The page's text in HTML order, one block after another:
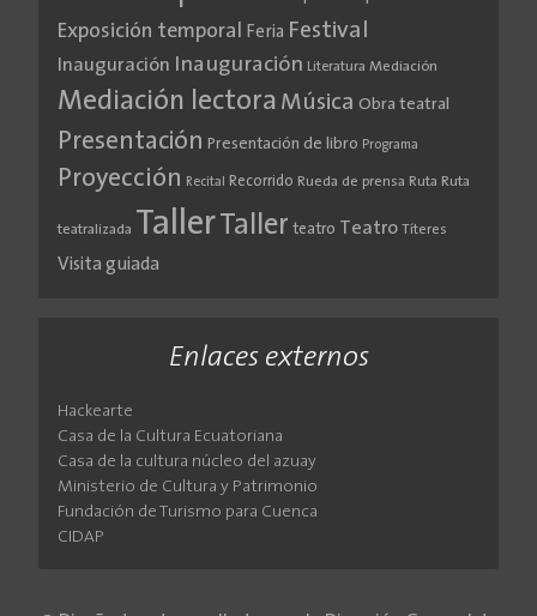
Exposición temporal Feria Festival
Inauguración Inauguración Literatura Mediación
Mediación lectora Música Obra teatral
Presentación Presentación de libro Programa
Proyección Recital Recorrido Rueda de prensa Ruta Ruta
teatralizada Taller Taller teatro Teatro Títeres
Visita guiada
Enlaces externos
Hackearte
Casa de la Cultura Ecuatoriana
Casa de la cultura núcleo del azuay
Ministerio de Cultura y Patrimonio
Fundación de Turismo para Cuenca
CIDAP